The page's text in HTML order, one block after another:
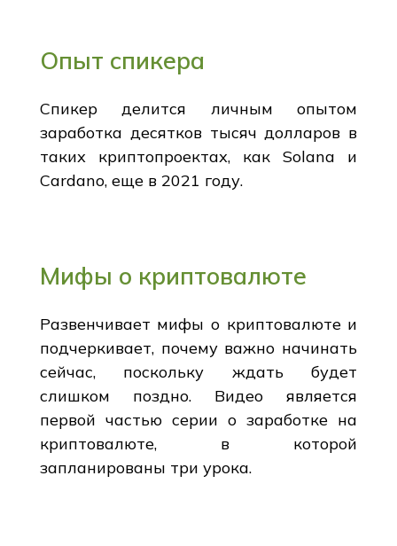
Опыт спикера
Спикер делится личным опытом
заработка десятков тысяч долларов в
таких криптопроектах, как Solana и
Cardano, еще в 2021 году.
Мифы о криптовалюте
Развенчивает мифы о криптовалюте и
подчеркивает, почему важно начинать
сейчас, поскольку ждать будет
слишком поздно. Видео является
первой частью серии о заработке на
криптовалюте, в которой
запланированы три урока.